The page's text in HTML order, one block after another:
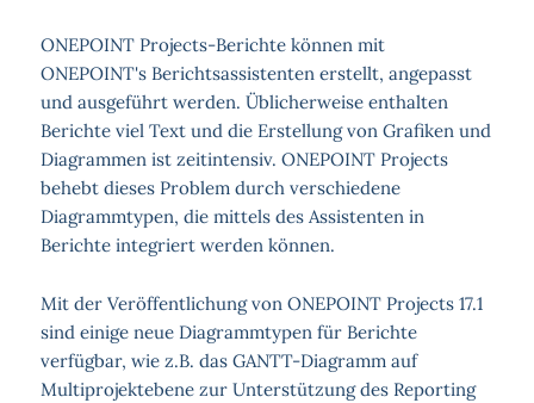
ONEPOINT Projects-Berichte können mit
ONEPOINT's Berichtsassistenten erstellt, angepasst
und ausgeführt werden. Üblicherweise enthalten
Berichte viel Text und die Erstellung von Grafiken und
Diagrammen ist zeitintensiv. ONEPOINT Projects
behebt dieses Problem durch verschiedene
Diagrammtypen, die mittels des Assistenten in
Berichte integriert werden können.
Mit der Veröffentlichung von ONEPOINT Projects 17.1
sind einige neue Diagrammtypen für Berichte
verfügbar, wie z.B. das GANTT-Diagramm auf
Multiprojektebene zur Unterstützung des Reporting